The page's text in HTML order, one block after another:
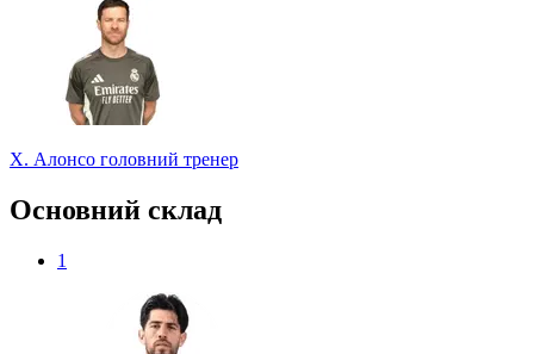
Х. Алонсо головний тренер
Основний склад
1